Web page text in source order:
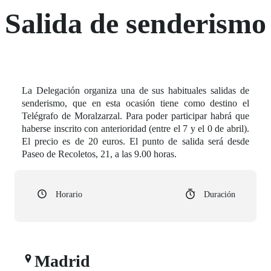
Salida de senderismo
La Delegación organiza una de sus habituales salidas de
senderismo, que en esta ocasión tiene como destino el
Telégrafo de Moralzarzal. Para poder participar habrá que
haberse inscrito con anterioridad (entre el 7 y el 0 de abril).
El precio es de 20 euros. El punto de salida será desde
Paseo de Recoletos, 21, a las 9.00 horas.
Horario Duración
Madrid